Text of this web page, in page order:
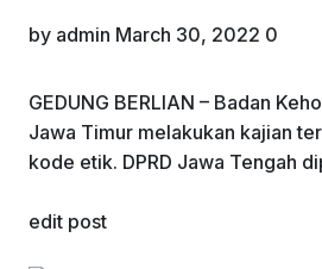
by admin March 30, 2022 0
GEDUNG BERLIAN – Badan
Jawa Timur melakukan kajian
kode etik. DPRD Jawa Tengah
edit post